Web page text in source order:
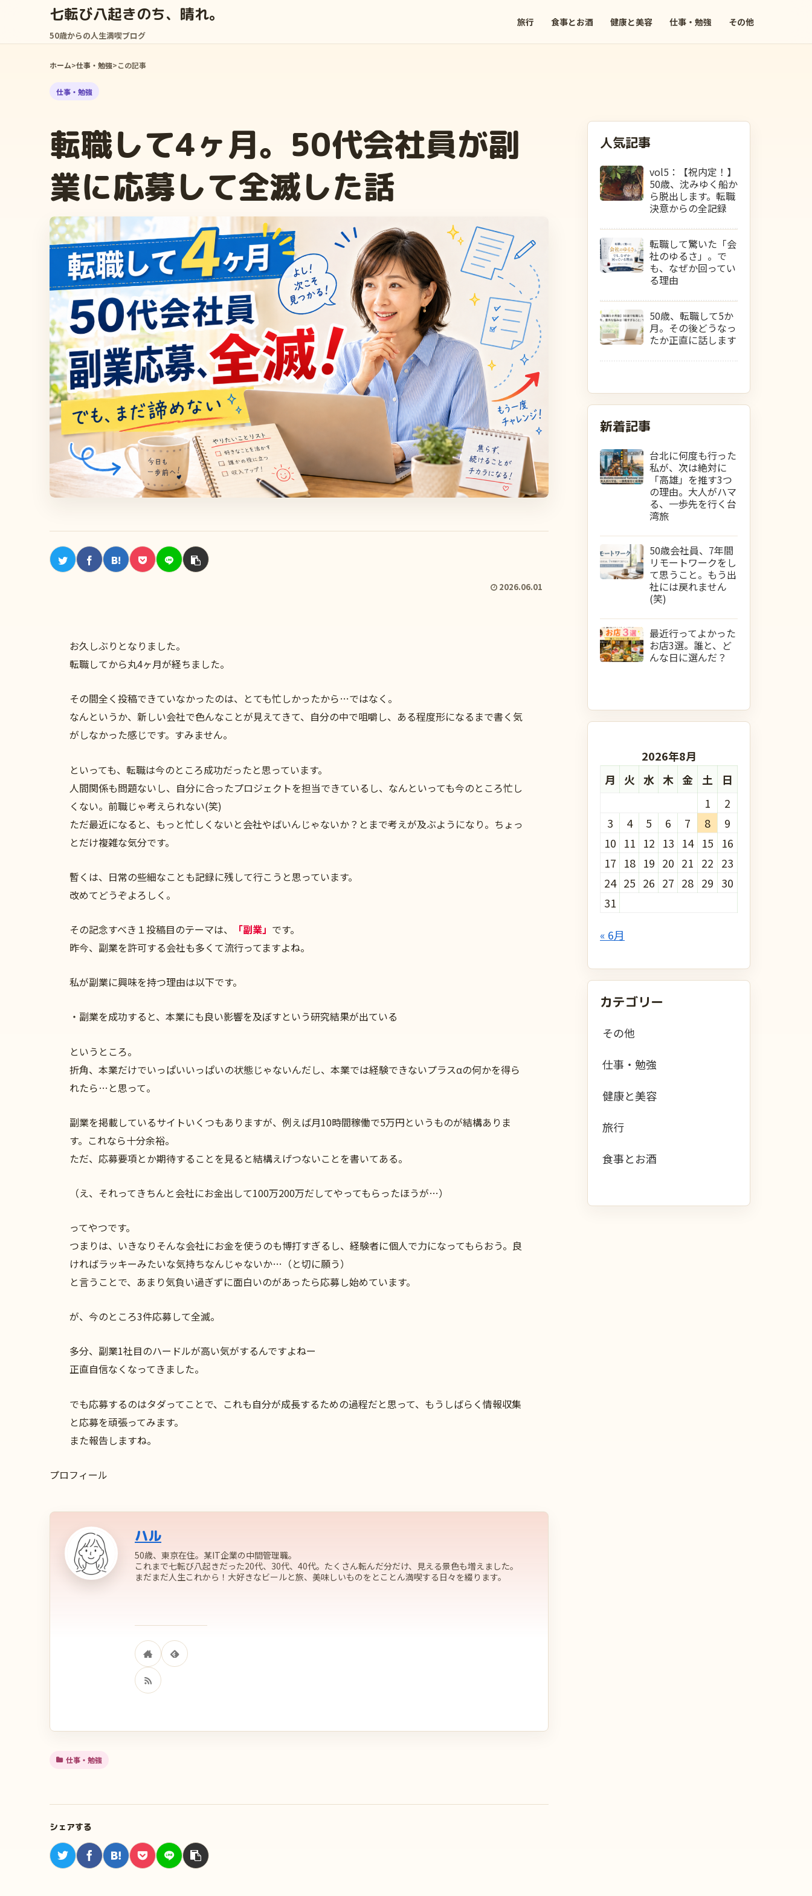
七転び八起きのち、晴れ。
50歳からの人生満喫ブログ
旅行 食事とお酒 健康と美容 仕事・勉強 その他
ホーム>仕事・勉強>この記事
仕事・勉強
転職して4ヶ月。50代会社員が副
業に応募して全滅した話
2026.06.01
お久しぶりとなりました。
転職してから丸4ヶ月が経ちました。
その間全く投稿できていなかったのは、とても忙しかったから…ではなく。
なんというか、新しい会社で色んなことが見えてきて、自分の中で咀嚼し、ある程度形になるまで書く気
がしなかった感じです。すみません。
といっても、転職は今のところ成功だったと思っています。
人間関係も問題ないし、自分に合ったプロジェクトを担当できているし、なんといっても今のところ忙し
くない。前職じゃ考えられない(笑)
ただ最近になると、もっと忙しくないと会社やばいんじゃないか？とまで考えが及ぶようになり。ちょっ
とだけ複雑な気分です。
暫くは、日常の些細なことも記録に残して行こうと思っています。
改めてどうぞよろしく。
その記念すべき１投稿目のテーマは、 「副業」 です。
昨今、副業を許可する会社も多くて流行ってますよね。
私が副業に興味を持つ理由は以下です。
・副業を成功すると、本業にも良い影響を及ぼすという研究結果が出ている
というところ。
折角、本業だけでいっぱいいっぱいの状態じゃないんだし、本業では経験できないプラスαの何かを得ら
れたら…と思って。
副業を掲載しているサイトいくつもありますが、例えば月10時間稼働で5万円というものが結構ありま
す。これなら十分余裕。
ただ、応募要項とか期待することを見ると結構えげつないことを書いてある。
（え、それってきちんと会社にお金出して100万200万だしてやってもらったほうが…）
ってやつです。
つまりは、いきなりそんな会社にお金を使うのも博打すぎるし、経験者に個人で力になってもらおう。良
ければラッキーみたいな気持ちなんじゃないか…（と切に願う）
と言うことで、あまり気負い過ぎずに面白いのがあったら応募し始めています。
が、今のところ3件応募して全滅。
多分、副業1社目のハードルが高い気がするんですよねー
正直自信なくなってきました。
でも応募するのはタダってことで、これも自分が成長するための過程だと思って、もうしばらく情報収集
と応募を頑張ってみます。
また報告しますね。
プロフィール
ハル
50歳、東京在住。某IT企業の中間管理職。
これまで七転び八起きだった20代、30代、40代。たくさん転んだ分だけ、見える景色も増えました。
まだまだ人生これから！大好きなビールと旅、美味しいものをとことん満喫する日々を綴ります。
仕事・勉強
シェアする
人気記事
vol5：【祝内定！】
50歳、沈みゆく船か
ら脱出します。転職
決意からの全記録
転職して驚いた「会
社のゆるさ」。で
も、なぜか回ってい
る理由
50歳、転職して5か
月。その後どうなっ
たか正直に話します
新着記事
台北に何度も行った
私が、次は絶対に
「高雄」を推す3つ
の理由。大人がハマ
る、一歩先を行く台
湾旅
50歳会社員、7年間
リモートワークをし
て思うこと。もう出
社には戻れません
(笑)
最近行ってよかった
お店3選。誰と、ど
んな日に選んだ？
2026年8月
月
火 水 木 金 土
日
1
2
3
4 5 6 7 8
9
10 11 12 13 14 15
16
17 18 19 20 21 22 23
24 25 26 27 28 29 30
31
« 6月
カテゴリー
その他
仕事・勉強
健康と美容
旅行
食事とお酒